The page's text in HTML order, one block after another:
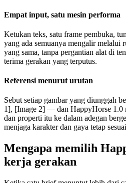
Empat input, satu mesin performa
Ketukan teks, satu frame pembuka,
yang ada semuanya mengalir melalui
yang sama, tanpa pergantian alat di
terima gerakan yang terputus.
Referensi menurut urutan
Sebut setiap gambar yang diunggah
1], [Image 2] — dan HappyHorse 1.0
dan properti itu ke dalam adegan
menjaga karakter dan gaya tetap
Mengapa memilih
kerja gerakan